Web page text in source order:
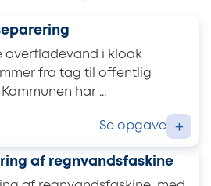
overfladevand i kloak
fra tag til offentlig
har ...
Se opgave +
af regnvandsfaskine